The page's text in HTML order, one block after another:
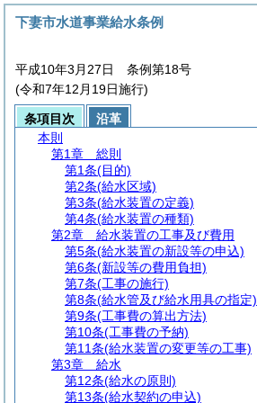
下妻市水道事業給水条例
平成10年3月27日 条例第18号
(令和7年12月19日施行)
条項目次
沿革
本則
第1章
総則
第1条(目的)
第2条(給水区域)
第3条(給水装置の定義)
第4条(給水装置の種類)
第2章
給水装置の工事及び費用
第5条(給水装置の新設等の申込)
第6条(新設等の費用負担)
第7条(工事の施行)
第8条(給水管及び給水用具の指定)
第9条(工事費の算出方法)
第10条(工事費の予納)
第11条(給水装置の変更等の工事)
第3章
給水
第12条(給水の原則)
第13条(給水契約の申込)